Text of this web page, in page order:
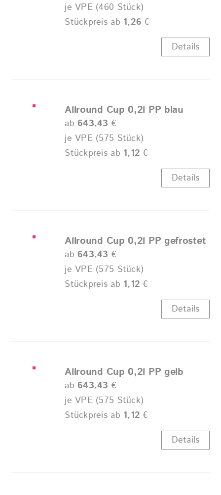
je VPE (460 Stück)
Stückpreis ab 1,26 €
Details
Allround Cup 0,2l PP blau
ab643,43 €
je VPE (575 Stück)
Stückpreis ab 1,12 €
Details
Allround Cup 0,2l PP gefrostet
ab643,43 €
je VPE (575 Stück)
Stückpreis ab 1,12 €
Details
Allround Cup 0,2l PP gelb
ab643,43 €
je VPE (575 Stück)
Stückpreis ab 1,12 €
Details